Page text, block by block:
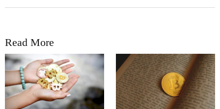
Read More
RRCNEWS_RU RRCNEWS_RU